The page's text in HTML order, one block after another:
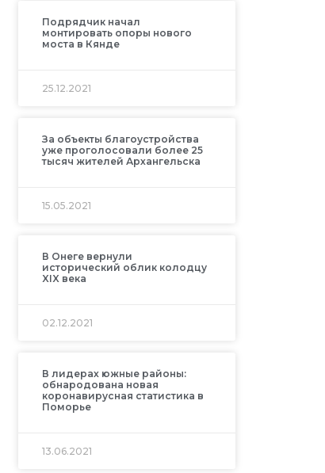
Подрядчик начал
монтировать опоры нового
моста в Кянде
25.12.2021
За объекты благоустройства
уже проголосовали более 25
тысяч жителей Архангельска
15.05.2021
В Онеге вернули
исторический облик колодцу
XIX века
02.12.2021
В лидерах южные районы:
обнародована новая
коронавирусная статистика в
Поморье
13.06.2021